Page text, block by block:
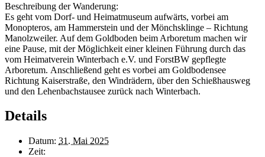
Beschreibung der Wanderung:
Es geht vom Dorf- und Heimatmuseum aufwärts, vorbei am
Monopteros, am Hammerstein und der Mönchsklinge – Richtung
Manolzweiler. Auf dem Goldboden beim Arboretum machen wir
eine Pause, mit der Möglichkeit einer kleinen Führung durch das
vom Heimatverein Winterbach e.V. und ForstBW gepflegte
Arboretum. Anschließend geht es vorbei am Goldbodensee
Richtung Kaiserstraße, den Windrädern, über den Schießhausweg
und den Lehenbachstausee zurück nach Winterbach.
Details
Datum: 31. Mai 2025
Zeit: